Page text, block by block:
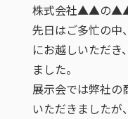
株式会社▲▲の▲▲
先日はご多忙の
にお越しいただき
ました。
展示会では弊社の
いただきましたが